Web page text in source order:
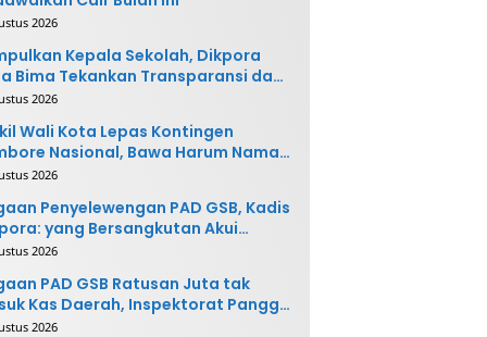
2026
Kepala Sekolah, Dikpora
Bima Tekankan Transparansi dan
2026
Wali Kota Lepas Kontingen
Nasional, Bawa Harum Nama
Bima
2026
Penyelewengan PAD GSB, Kadis
yang Bersangkutan Akui
dan Siap
2026
PAD GSB Ratusan Juta tak
Kas Daerah, Inspektorat Panggil
Terkait
2026